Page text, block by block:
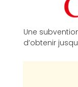
Une
d’obtenir